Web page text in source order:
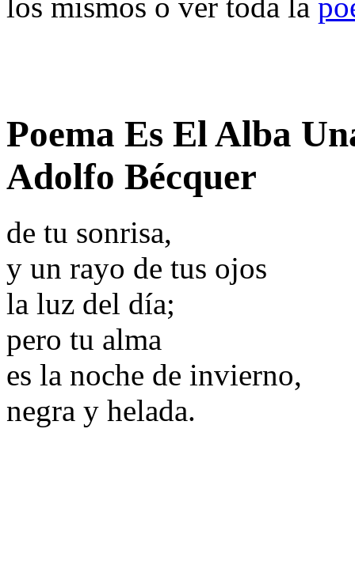
Poema Es El Alba
Adolfo Bécquer
de tu sonrisa,
y un rayo de tus ojos
la luz del día;
pero tu alma
es la noche de invierno,
negra y helada.